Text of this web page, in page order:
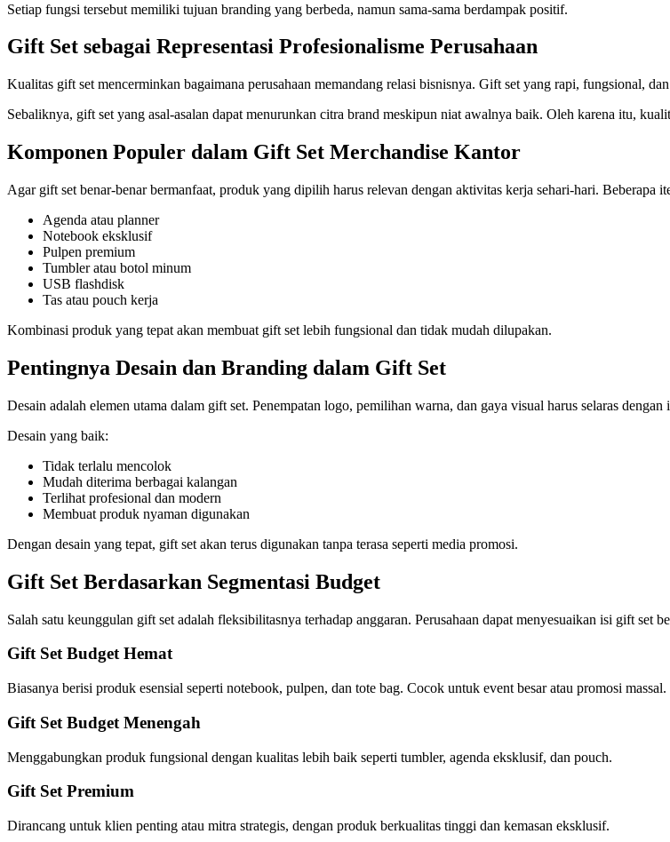
Setiap fungsi tersebut memiliki tujuan branding yang berbeda, namun sama-sama berdampak positif.
Gift Set sebagai Representasi Profesionalisme Perusahaan
Kualitas gift set mencerminkan bagaimana perusahaan memandang relasi bisnisnya. Gift set yang rapi, fungsional,
Sebaliknya, gift set yang asal-asalan dapat menurunkan citra brand meskipun niat awalnya baik. Oleh karena itu,
Komponen Populer dalam Gift Set Merchandise Kantor
Agar gift set benar-benar bermanfaat, produk yang dipilih harus relevan dengan aktivitas kerja sehari-hari. Beberapa
Agenda atau planner
Notebook eksklusif
Pulpen premium
Tumbler atau botol minum
USB flashdisk
Tas atau pouch kerja
Kombinasi produk yang tepat akan membuat gift set lebih fungsional dan tidak mudah dilupakan.
Pentingnya Desain dan Branding dalam Gift Set
Desain adalah elemen utama dalam gift set. Penempatan logo, pemilihan warna, dan gaya visual harus selaras dengan
Desain yang baik:
Tidak terlalu mencolok
Mudah diterima berbagai kalangan
Terlihat profesional dan modern
Membuat produk nyaman digunakan
Dengan desain yang tepat, gift set akan terus digunakan tanpa terasa seperti media promosi.
Gift Set Berdasarkan Segmentasi Budget
Salah satu keunggulan gift set adalah fleksibilitasnya terhadap anggaran. Perusahaan dapat menyesuaikan isi gift set
Gift Set Budget Hemat
Biasanya berisi produk esensial seperti notebook, pulpen, dan tote bag. Cocok untuk event besar atau promosi massal.
Gift Set Budget Menengah
Menggabungkan produk fungsional dengan kualitas lebih baik seperti tumbler, agenda eksklusif, dan pouch.
Gift Set Premium
Dirancang untuk klien penting atau mitra strategis, dengan produk berkualitas tinggi dan kemasan eksklusif.